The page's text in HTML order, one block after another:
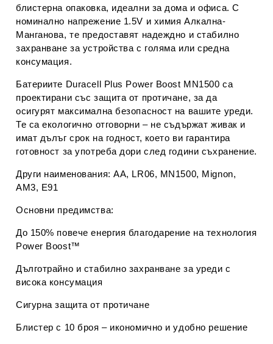
блистерна опаковка, идеални за дома и офиса. С
номинално напрежение 1.5V и химия Алкална-
Манганова, те предоставят надеждно и стабилно
захранване за устройства с голяма или средна
консумация.
Батериите Duracell Plus Power Boost MN1500 са
проектирани със защита от протичане, за да
осигурят максимална безопасност на вашите уреди.
Те са екологично отговорни – не съдържат живак и
имат дълъг срок на годност, което ви гарантира
готовност за употреба дори след години съхранение.
Други наименования:AA, LR06, MN1500, Mignon,
AM3, E91
Основни предимства:
До 150% повече енергия благодарение на технология
Power Boost™
Дълготрайно и стабилно захранване за уреди с
висока консумация
Сигурна защита от протичане
Блистер с 10 броя – икономично и удобно решение